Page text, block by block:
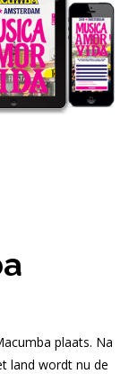
plaats. Na
land wordt nu de